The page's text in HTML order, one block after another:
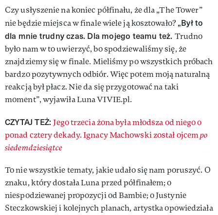
Czy usłyszenie na koniec półfinału, że dla „The Tower”
nie będzie miejsca w finale wiele ją kosztowało?„Był to
dla mnie trudny czas. Dla mojego teamu też. Trudno
było nam w to uwierzyć, bo spodziewaliśmy się, że
znajdziemy się w finale. Mieliśmy po wszystkich próbach
bardzo pozytywnych odbiór. Więc potem moją naturalną
reakcją był płacz. Nie da się przygotować na taki
moment”, wyjawiła Luna VIVIE.pl.
CZYTAJ TEŻ: Jego trzecia żona była młodsza od niego o
ponad cztery dekady. Ignacy Machowski został ojcempo
siedemdziesiątce
To nie wszystkie tematy, jakie udało się nam poruszyć. O
znaku, który dostała Luna przed półfinałem; o
niespodziewanej propozycji od Bambie; o Justynie
Steczkowskiej i kolejnych planach, artystka opowiedziała